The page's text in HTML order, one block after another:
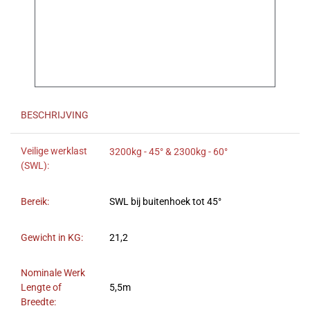
BESCHRIJVING
Veilige werklast
(SWL):
3200kg - 45° & 2300kg - 60°
Bereik: SWL bij buitenhoek tot 45°
Gewicht in KG: 21,2
Nominale Werk
Lengte of
Breedte:
5,5m